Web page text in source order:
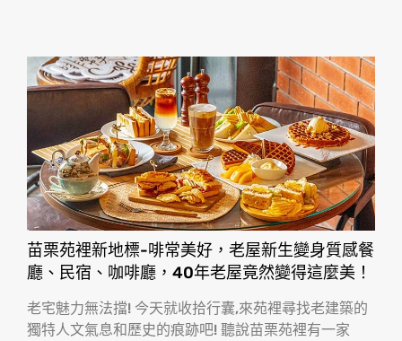
苗栗苑裡新地標-啡常美好，老屋新生變身質感餐
廳、民宿、咖啡廳，40年老屋竟然變得這麼美！
老宅魅力無法擋! 今天就收拾行囊,來苑裡尋找老建築的
獨特人文氣息和歷史的痕跡吧! 聽說苗栗苑裡有一家